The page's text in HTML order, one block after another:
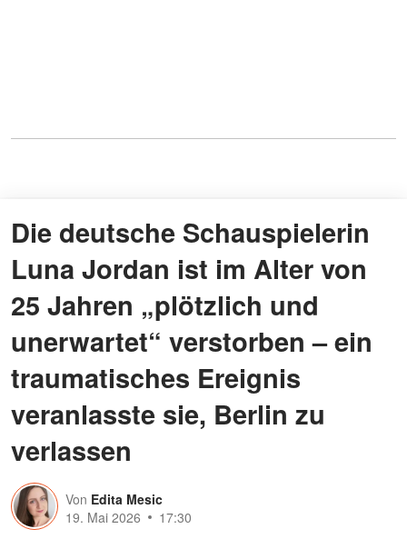
Die deutsche Schauspielerin
Luna Jordan ist im Alter von
25 Jahren „plötzlich und
unerwartet“ verstorben – ein
traumatisches Ereignis
veranlasste sie, Berlin zu
verlassen
Von Edita Mesic
19. Mai 2026
17:30